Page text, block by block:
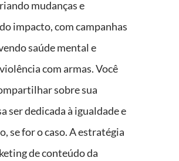
mudanças e
impacto, com campanhas
saúde mental e
com armas. Você
sobre sua
ser dedicada à igualdade e
se for o caso. A estratégia
de conteúdo da